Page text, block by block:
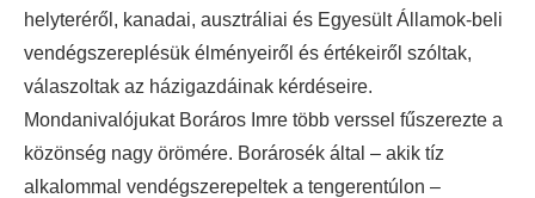
helyteréről, kanadai, ausztráliai és Egyesült Államok-beli
vendégszereplésük élményeiről és értékeiről szóltak,
válaszoltak az házigazdáinak kérdéseire.
Mondanivalójukat Boráros Imre több verssel fűszerezte a
közönség nagy örömére. Borárosék által – akik tíz
alkalommal vendégszerepeltek a tengerentúlon –